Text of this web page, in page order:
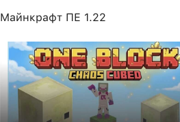
Майнкрафт ПЕ 1.22